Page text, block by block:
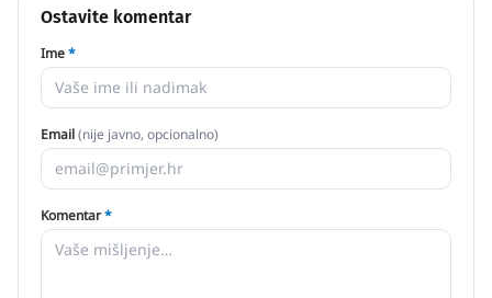
Ostavite komentar
Ime*
Email(nije javno, opcionalno)
Komentar*